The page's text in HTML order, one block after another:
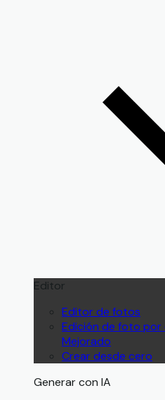
Editor
Editor de fotos
Edición de foto por
Mejorado
Crear desde cero
Generar con IA